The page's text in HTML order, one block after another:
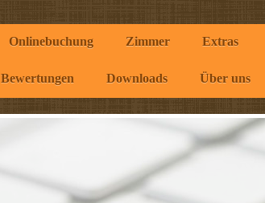
Onlinebuchung Zimmer Extras
Bewertungen Downloads Über uns